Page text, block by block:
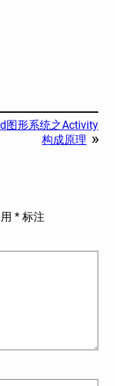
图形系统之Activity
构成原理 »
* 标注